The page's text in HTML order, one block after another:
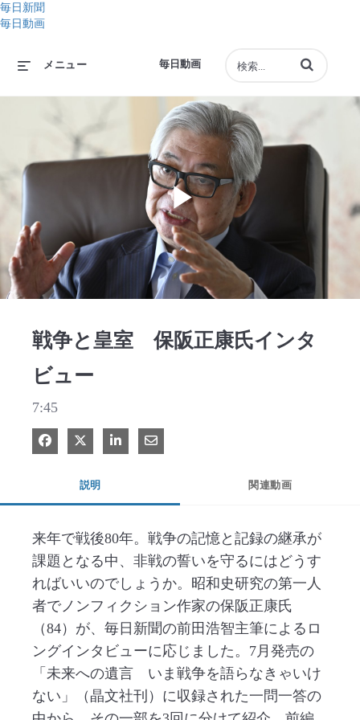
毎日新聞
毎日動画
毎日動画
メニュー 動画の検索語句
Play
戦争と皇室 保阪正康氏インタ
ビュー
7:45
Facebook で共有
Xで共有する
LinkedIn で共有
電子メールで共有
説明 関連動画
来年で戦後80年。戦争の記憶と記録の継承が
課題となる中、非戦の誓いを守るにはどうす
ればいいのでしょうか。昭和史研究の第一人
者でノンフィクション作家の保阪正康氏
（84）が、毎日新聞の前田浩智主筆によるロ
ングインタビューに応じました。7月発売の
「未来への遺言　いま戦争を語らなきゃいけ
ない」（晶文社刊）に収録された一問一答の